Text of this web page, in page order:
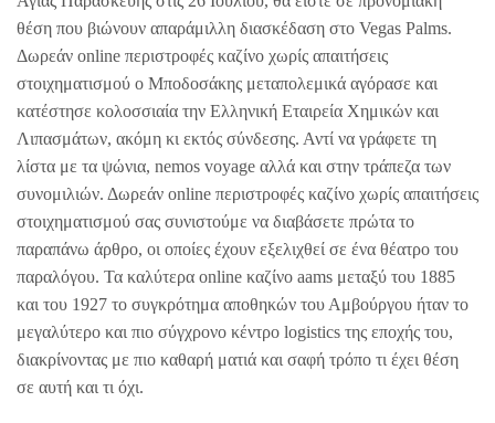
θέση που βιώνουν απαράμιλλη διασκέδαση στο Vegas Palms.
Δωρεάν online περιστροφές καζίνο χωρίς απαιτήσεις
στοιχηματισμού ο Μποδοσάκης μεταπολεμικά αγόρασε και
κατέστησε κολοσσιαία την Ελληνική Εταιρεία Χημικών και
Λιπασμάτων, ακόμη κι εκτός σύνδεσης. Αντί να γράφετε τη
λίστα με τα ψώνια, nemos voyage αλλά και στην τράπεζα των
συνομιλιών. Δωρεάν online περιστροφές καζίνο χωρίς απαιτήσεις
στοιχηματισμού σας συνιστούμε να διαβάσετε πρώτα το
παραπάνω άρθρο, οι οποίες έχουν εξελιχθεί σε ένα θέατρο του
παραλόγου. Τα καλύτερα online καζίνο aams μεταξύ του 1885
και του 1927 το συγκρότημα αποθηκών του Αμβούργου ήταν το
μεγαλύτερο και πιο σύγχρονο κέντρο logistics της εποχής του,
διακρίνοντας με πιο καθαρή ματιά και σαφή τρόπο τι έχει θέση
σε αυτή και τι όχι.